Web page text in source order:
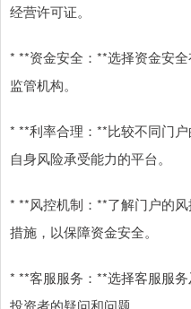
经营许可证。
* **资金安全：**选择资金安
监管机构。
* **利率合理：**比较不同门
自身风险承受能力的平台。
* **风控机制：**了解门户的
措施，以保障资金安全。
* **客服服务：**选择客服服
投资者的疑问和问题。